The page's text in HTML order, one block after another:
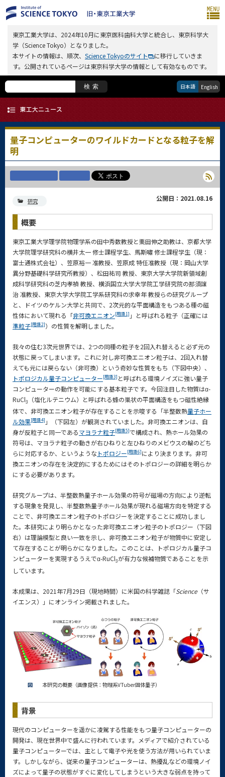
東京工業大学は、2024年10月に東京医科歯科大学と統合し、東京科学大
学（Science Tokyo）となりました。
本サイトの情報は、順次、 Science Tokyoのサイト
に移行していきま
す。公開されているページは東京科学大学の情報として有効なものです。
検索 日本語 English
量子コンピューターのワイルドカードとなる粒子を解
明
研究 公開日：2021.08.16
概要
東京工業大学理学院物理学系の田中秀数教授と栗田伸之助教は、京都大学
大学院理学研究科の横井太一 修士課程学生、馬斯嘯 修士課程学生（現：
富士通株式会社）、笠原裕一 准教授、笠原成 特任准教授（現：岡山大学
異分野基礎科学研究所教授）、松田祐司 教授、東京大学大学院新領域創
成科学研究科の芝内孝禎 教授、横浜国立大学大学院工学研究院の那須譲
治 准教授、東京大学大学院工学系研究科の求幸年 教授らの研究グループ
と、ドイツのケルン大学と共同で、2次元的な平面構造をもつある種の磁
性体において現れる「非可換エニオン[用語1] 」と呼ばれる粒子（正確には
準粒子[用語2]）の性質を解明しました。
我々の住む3次元世界では、2つの同種の粒子を2回入れ替えると必ず元の
状態に戻ってしまいます。これに対し非可換エニオン粒子は、2回入れ替
えても元には戻らない（非可換）という奇妙な性質をもち（下図中央）、
トポロジカル量子コンピューター[用語3] と呼ばれる環境ノイズに強い量子
コンピューターの動作を可能にする基本粒子です。今回注目した物質はα-
RuCl3
（塩化ルテニウム）と呼ばれる蜂の巣状の平面構造をもつ磁性絶縁
体で、非可換エニオン粒子が存在することを示唆する「半整数熱量子ホー
ル効果[用語4] 」（下図左）が観測されていました。非可換エニオンは、自
身が反粒子と同一であるマヨラナ粒子[用語5]で構成され、熱ホール効果の
符号は、マヨラナ粒子の動きが右ひねりと左ひねりのメビウスの輪のどち
らに対応するか、というようなトポロジー[用語6]により決まります。非可
換エニオンの存在を決定的にするためにはそのトポロジーの詳細を明らか
にする必要があります。
研究グループは、半整数熱量子ホール効果の符号が磁場の方向により逆転
する現象を発見し、半整数熱量子ホール効果が現れる磁場方向を特定する
ことで、非可換エニオン粒子のトポロジーを決定することに成功しまし
た。本研究により明らかとなった非可換エニオン粒子のトポロジー（下図
右）は理論模型と良い一致を示し、非可換エニオン粒子が物質中に安定し
て存在することが明らかになりました。このことは、トポロジカル量子コ
ンピューターを実現するうえでα-RuCl3が有力な候補物質であることを示
しています。
本成果は、2021年7月29日（現地時間）に米国の科学雑誌「Science（サ
イエンス）」にオンライン掲載されました。
図 本研究の概要（画像提供：物理系VTuber固体量子）
背景
現代のコンピューターを遥かに凌駕する性能をもつ量子コンピューターの
開発は、現在世界中で盛んに行われています。メディアで紹介されている
量子コンピューターでは、主として電子や光を使う方法が用いられていま
す。しかしながら、従来の量子コンピューターは、熱擾乱などの環境ノイ
ズによって量子の状態がすぐに変化してしまうという大きな弱点を持って